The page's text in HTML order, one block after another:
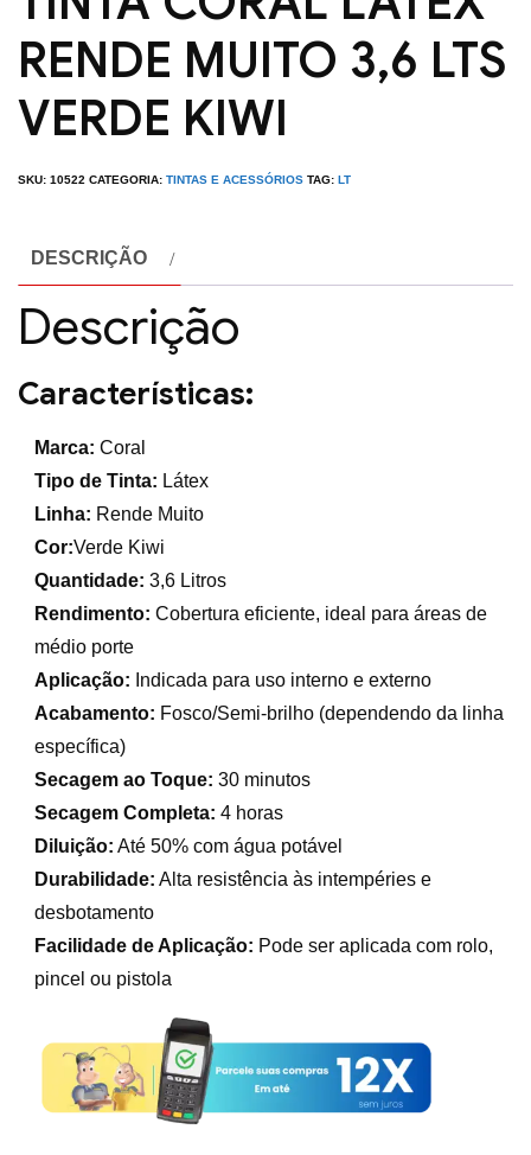
RENDE MUITO 3,6 LTS
VERDE KIWI
SKU: 10522 CATEGORIA: TINTAS E ACESSÓRIOS TAG: LT
DESCRIÇÃO
Descrição
Características:
Marca: Coral
Tipo de Tinta: Látex
Linha: Rende Muito
Cor:Verde Kiwi
Quantidade: 3,6 Litros
Rendimento: Cobertura eficiente, ideal para áreas de
médio porte
Aplicação: Indicada para uso interno e externo
Acabamento: Fosco/Semi-brilho (dependendo da linha
específica)
Secagem ao Toque: 30 minutos
Secagem Completa: 4 horas
Diluição: Até 50% com água potável
Durabilidade: Alta resistência às intempéries e
desbotamento
Facilidade de Aplicação: Pode ser aplicada com rolo,
pincel ou pistola